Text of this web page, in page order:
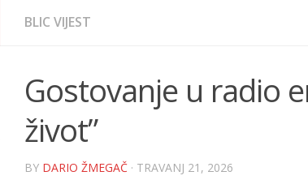
BLIC VIJEST
Gostovanje u radio
život”
BY DARIO ŽMEGAČ · TRAVANJ 21, 2026